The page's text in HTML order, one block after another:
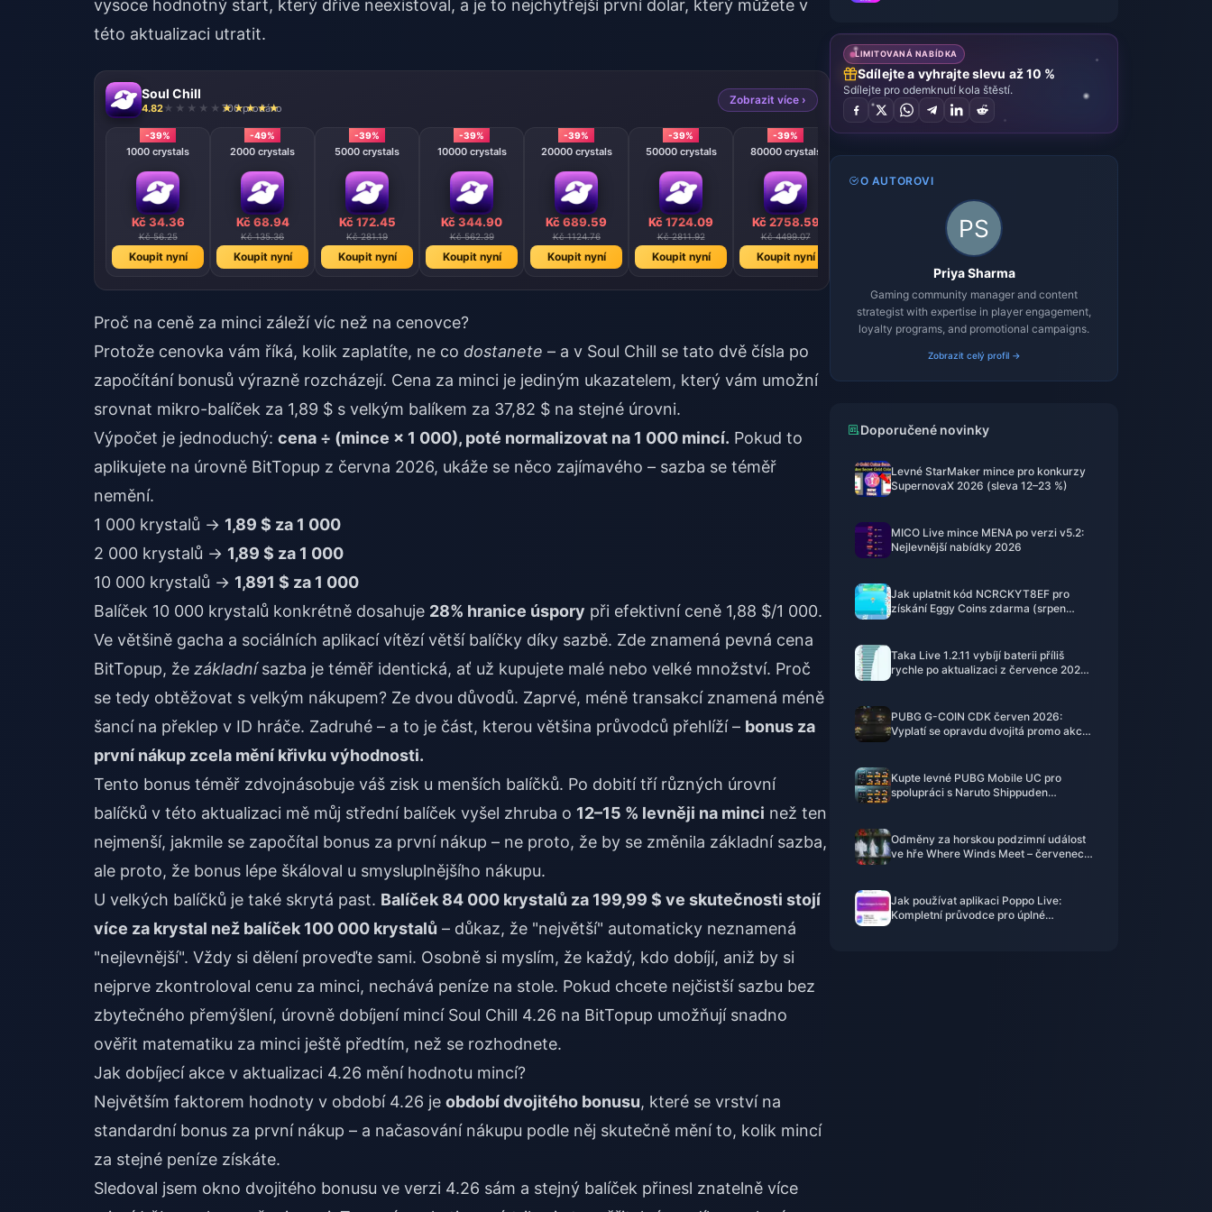
vysoce hodnotný start, který dříve neexistoval, a je to nejchytřejší první dolar, který můžete v
této aktualizaci utratit.
Soul Chill
4.82 700 prodáno
Zobrazit více ›
-39%
1000 crystals
Kč 34.36
Kč 56.25
Koupit nyní
-49%
2000 crystals
Kč 68.94
Kč 135.36
Koupit nyní
-39%
5000 crystals
Kč 172.45
Kč 281.19
Koupit nyní
-39%
10000 crystals
Kč 344.90
Kč 562.39
Koupit nyní
-39%
20000 crystals
Kč 689.59
Kč 1124.76
Koupit nyní
-39%
50000 crystals
Kč 1724.09
Kč 2811.92
Koupit nyní
-39%
80000 crystals
Kč 2758.59
Kč 4499.07
Koupit nyní
-39%
Proč na ceně za minci záleží víc než na cenovce?
Protože cenovka vám říká, kolik zaplatíte, ne co dostanete – a v Soul Chill se tato dvě čísla po
započítání bonusů výrazně rozcházejí. Cena za minci je jediným ukazatelem, který vám umožní
srovnat mikro-balíček za 1,89 $ s velkým balíkem za 37,82 $ na stejné úrovni.
Výpočet je jednoduchý: cena ÷ (mince × 1 000), poté normalizovat na 1 000 mincí. Pokud to
aplikujete na úrovně BitTopup z června 2026, ukáže se něco zajímavého – sazba se téměř
nemění.
1 000 krystalů → 1,89 $ za 1 000
2 000 krystalů → 1,89 $ za 1 000
10 000 krystalů → 1,891 $ za 1 000
Balíček 10 000 krystalů konkrétně dosahuje 28% hranice úspory při efektivní ceně 1,88 $/1 000.
Ve většině gacha a sociálních aplikací vítězí větší balíčky díky sazbě. Zde znamená pevná cena
BitTopup, že základnísazba je téměř identická, ať už kupujete malé nebo velké množství. Proč
se tedy obtěžovat s velkým nákupem? Ze dvou důvodů. Zaprvé, méně transakcí znamená méně
šancí na překlep v ID hráče. Zadruhé – a to je část, kterou většina průvodců přehlíží – bonus za
první nákup zcela mění křivku výhodnosti.
Tento bonus téměř zdvojnásobuje váš zisk u menších balíčků. Po dobití tří různých úrovní
balíčků v této aktualizaci mě můj střední balíček vyšel zhruba o 12–15 % levněji na minci než ten
nejmenší, jakmile se započítal bonus za první nákup – ne proto, že by se změnila základní sazba,
ale proto, že bonus lépe škáloval u smysluplnějšího nákupu.
U velkých balíčků je také skrytá past. Balíček 84 000 krystalů za 199,99 $ ve skutečnosti stojí
více za krystal než balíček 100 000 krystalů – důkaz, že "největší" automaticky neznamená
"nejlevnější". Vždy si dělení proveďte sami. Osobně si myslím, že každý, kdo dobíjí, aniž by si
nejprve zkontroloval cenu za minci, nechává peníze na stole. Pokud chcete nejčistší sazbu bez
zbytečného přemýšlení, úrovně dobíjení mincí Soul Chill 4.26 na BitTopup umožňují snadno
ověřit matematiku za minci ještě předtím, než se rozhodnete.
Jak dobíjecí akce v aktualizaci 4.26 mění hodnotu mincí?
Největším faktorem hodnoty v období 4.26 je období dvojitého bonusu, které se vrství na
standardní bonus za první nákup – a načasování nákupu podle něj skutečně mění to, kolik mincí
za stejné peníze získáte.
Sledoval jsem okno dvojitého bonusu ve verzi 4.26 sám a stejný balíček přinesl znatelně více
LIMITOVANÁ NABÍDKA
Sdílejte a vyhrajte slevu až 10 %
Sdílejte pro odemknutí kola štěstí.
O AUTOROVI
Priya Sharma
Gaming community manager and content
strategist with expertise in player engagement,
loyalty programs, and promotional campaigns.
Zobrazit celý profil →
Doporučené novinky
Levné StarMaker mince pro konkurzy
SupernovaX 2026 (sleva 12–23 %)
MICO Live mince MENA po verzi v5.2:
Nejlevnější nabídky 2026
Jak uplatnit kód NCRCKYT8EF pro
získání Eggy Coins zdarma (srpen
Taka Live 1.2.11 vybíjí baterii příliš
rychle po aktualizaci z července 2026?
PUBG G-COIN CDK červen 2026:
Vyplatí se opravdu dvojitá promo akce
Kupte levné PUBG Mobile UC pro
spolupráci s Naruto Shippuden
Odměny za horskou podzimní událost
ve hře Where Winds Meet – červenec
Jak používat aplikaci Poppo Live:
Kompletní průvodce pro úplné